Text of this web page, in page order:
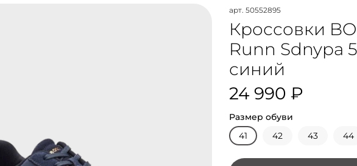
арт. 50552895
Кроссовки
Runn Sdnypa
синий
24 990 ₽
Размер обуви
41
42 43 44